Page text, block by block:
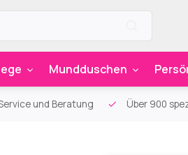
Mundduschen
und Beratung Über 900